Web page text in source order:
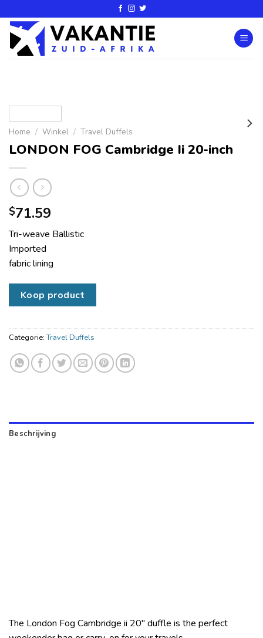
Home / Winkel / Travel Duffels
LONDON FOG Cambridge Ii 20-inch
$71.59
Tri-weave Ballistic
Imported
fabric lining
Koop product
Categorie:Travel Duffels
Beschrijving
The London Fog Cambridge ii 20″ duffle is the perfect